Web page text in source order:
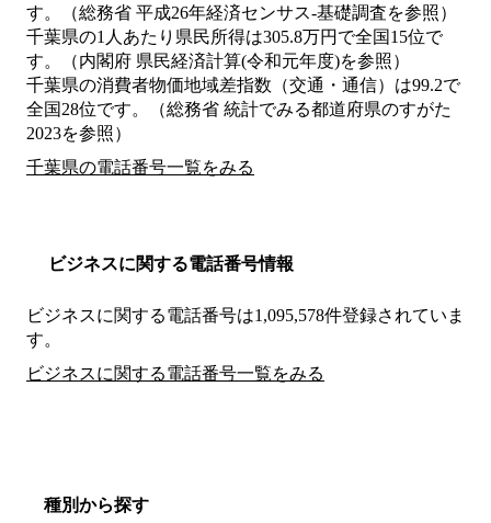
す。（総務省 平成26年経済センサス‐基礎調査を参照）
千葉県の1人あたり県民所得は305.8万円で全国15位で
す。（内閣府 県民経済計算(令和元年度)を参照）
千葉県の消費者物価地域差指数（交通・通信）は99.2で
全国28位です。（総務省 統計でみる都道府県のすがた
2023を参照）
千葉県の電話番号一覧をみる
ビジネスに関する電話番号情報
ビジネスに関する電話番号は1,095,578件登録されていま
す。
ビジネスに関する電話番号一覧をみる
種別から探す